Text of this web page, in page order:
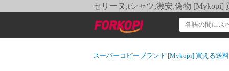
セリーヌ,tシャツ,激安,偽物 [Mykopi]
スーパーコピーブランド [Mykopi] 買える送